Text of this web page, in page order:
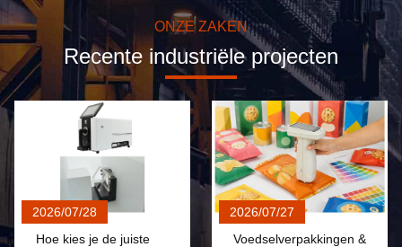
Hoge Nauwkeurige Kleur Aanpassingsspectrofotometer 400 - 700nm-Golflengtewaaier voor Oplosmiddel
De Verfkleur van de kleurenreflectiecoëfficiënt Aanpassingsspectrofotometer met 15.2cm het Integreren Gebied
USB-de Spectrofotometer LEIDENE van de Interface Draagbare Kleur Lichtbron voor Fluorescente Producten
Van de de Kleurenspectrofotometer van het verfgebied de Draagbare Serie van de de Wegsensor Dubbele Lichte
Het Laboratoriumcolorimeter van het golflengteinterval 10nm voor Lopende band wordt ontworpen die
De draagbare het Sterven Spectrofotometer van de Kleurenmeting met 0,08 Herhaalbaarheid
10nm de Verf van de spectrumresolutie Aanpassingsspectrofotometer USB 2,0 Interface
ONZE ZAKEN
Recente industriële projecten
2026/07/28
Hoe kies je de juiste
2026/07/27
Voedselverpakkingen &